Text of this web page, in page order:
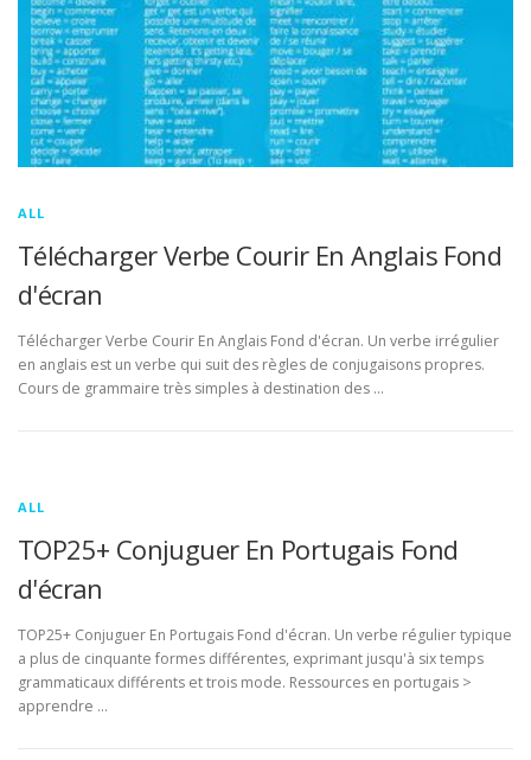
ALL
Télécharger Verbe Courir En Anglais Fond
d'écran
Télécharger Verbe Courir En Anglais Fond d'écran. Un verbe irrégulier
en anglais est un verbe qui suit des règles de conjugaisons propres.
Cours de grammaire très simples à destination des …
ALL
TOP25+ Conjuguer En Portugais Fond
d'écran
TOP25+ Conjuguer En Portugais Fond d'écran. Un verbe régulier typique
a plus de cinquante formes différentes, exprimant jusqu'à six temps
grammaticaux différents et trois mode. Ressources en portugais >
apprendre …